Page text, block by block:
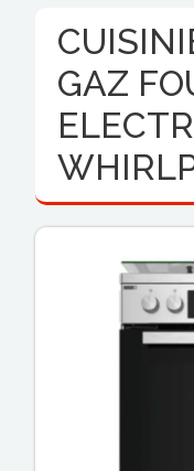
GAZ